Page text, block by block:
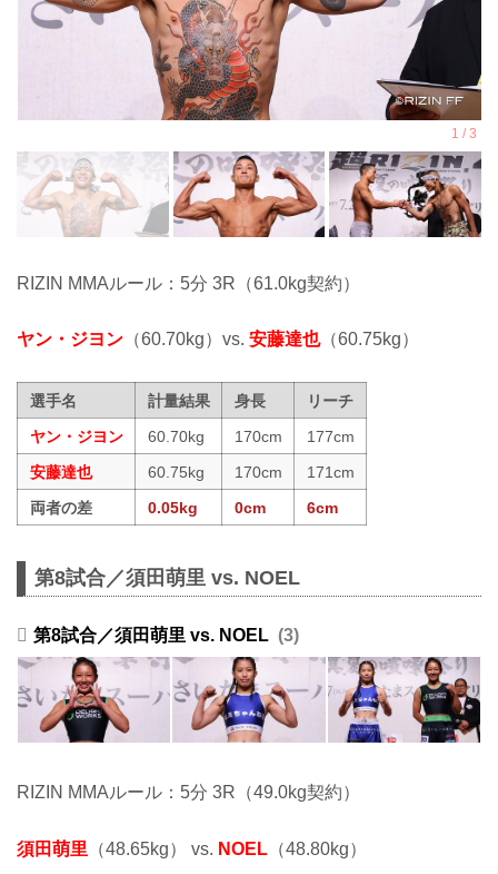
RIZIN MMAルール：5分 3R（61.0kg契約）
ヤン・ジヨン （60.70kg）vs. 安藤達也（60.75kg）
選手名 計量結果 身長
リーチ
ヤン・ジヨン
60.70kg 170cm
177cm
安藤達也
60.75kg 170cm
171cm
両者の差
0.05kg 0cm 6cm
第8試合／須田萌里 vs. NOEL
第8試合／須田萌里 vs. NOEL 3
RIZIN MMAルール：5分 3R（49.0kg契約）
須田萌里 （48.65kg） vs. NOEL （48.80kg）